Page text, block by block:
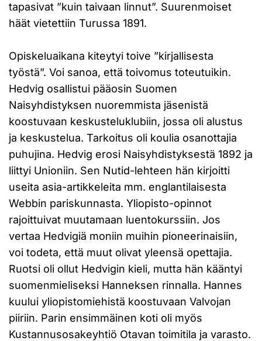
tapasivat ”kuin taivaan linnut”. Suurenmoiset
häät vietettiin Turussa 1891.
Opiskeluaikana kiteytyi toive ”kirjallisesta
työstä”. Voi sanoa, että toivomus toteutuikin.
Hedvig osallistui pääosin Suomen
Naisyhdistyksen nuoremmista jäsenistä
koostuvaan keskusteluklubiin, jossa oli alustus
ja keskustelua. Tarkoitus oli koulia osanottajia
puhujina. Hedvig erosi Naisyhdistyksestä 1892 ja
liittyi Unioniin. Sen Nutid-lehteen hän kirjoitti
useita asia-artikkeleita mm. englantilaisesta
Webbin pariskunnasta. Yliopisto-opinnot
rajoittuivat muutamaan luentokurssiin. Jos
vertaa Hedvigiä moniin muihin pioneerinaisiin,
voi todeta, että muut olivat yleensä opettajia.
Ruotsi oli ollut Hedvigin kieli, mutta hän kääntyi
suomenmieliseksi Hanneksen rinnalla. Hannes
kuului yliopistomiehistä koostuvaan Valvojan
piiriin. Parin ensimmäinen koti oli myös
Kustannusosakeyhtiö Otavan toimitila ja varasto.